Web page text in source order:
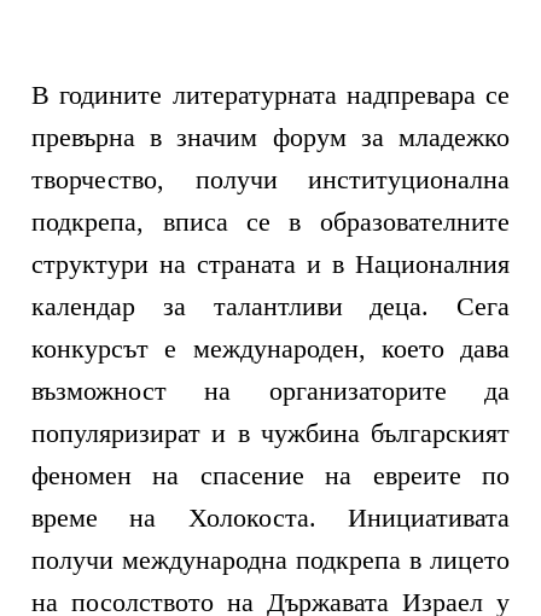
В годините литературната надпревара се
превърна в значим форум за младежко
творчество, получи институционална
подкрепа, вписа се в образователните
структури на страната и в Националния
календар за талантливи деца. Сега
конкурсът е международен, което дава
възможност на организаторите да
популяризират и в чужбина българският
феномен на спасение на евреите по
време на Холокоста. Инициативата
получи международна подкрепа в лицето
на посолството на Държавата Израел у